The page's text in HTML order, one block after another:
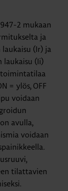
2 mukaan
ja
(Ir) ja
laukaisu (Ii)
toimintatilaa
= ylös, OFF
voidaan
avulla,
voidaan
tilattavien